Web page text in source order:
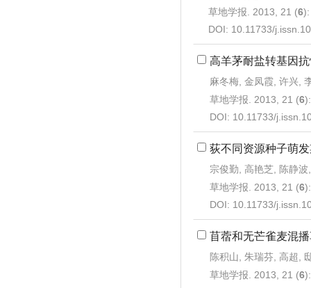
草地学报. 2013, 21 (6
DOI: 10.11733/
高羊茅耐盐转基因
麻冬梅, 金凤霞, 许兴,
草地学报. 2013, 21 (6
DOI: 10.11733/
荻不同资源种子萌
宗俊勤, 高艳芝, 陈静
草地学报. 2013, 21 (6
DOI: 10.11733/
苜蓿和无芒雀麦混
陈积山, 朱瑞芬, 高超,
草地学报. 2013, 21 (6